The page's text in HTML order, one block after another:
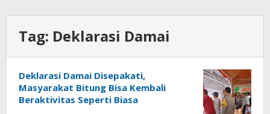
Tag: Deklarasi Damai
Deklarasi Damai Disepakati,
Masyarakat Bitung Bisa Kembali
Beraktivitas Seperti Biasa